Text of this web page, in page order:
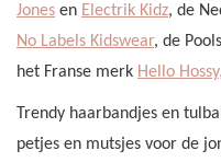
Jones en Electrik Kidz, de
No Labels Kidswear, de
het Franse merk Hello Hossy,
Trendy haarbandjes en
petjes en mutsjes voor de